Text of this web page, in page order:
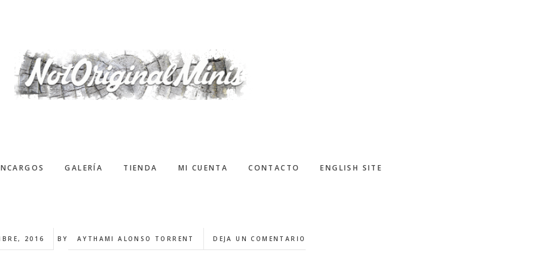
GALERÍA TIENDA MI CUENTA CONTACTO ENGLISH SITE
2016 BY AYTHAMI ALONSO TORRENT DEJA UN COMENTARIO